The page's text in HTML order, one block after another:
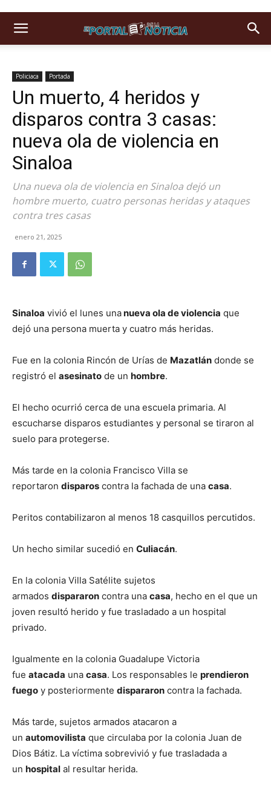
Policiaca Portada
Un muerto, 4 heridos y
disparos contra 3 casas:
nueva ola de violencia en
Sinaloa
Una nueva ola de violencia en Sinaloa dejó un
hombre muerto, cuatro personas heridas y ataques
contra tres casas
enero 21, 2025
Sinaloa vivió el lunes unanueva ola de violencia que
dejó una persona muerta y cuatro más heridas.
Fue en la colonia Rincón de Urías de Mazatlán donde se
registró el asesinato de un hombre.
El hecho ocurrió cerca de una escuela primaria. Al
escucharse disparos estudiantes y personal se tiraron al
suelo para protegerse.
Más tarde en la colonia Francisco Villa se
reportaron disparos contra la fachada de una casa.
Peritos contabilizaron al menos 18 casquillos percutidos.
Un hecho similar sucedió en Culiacán.
En la colonia Villa Satélite sujetos
armados dispararon contra una casa, hecho en el que un
joven resultó herido y fue trasladado a un hospital
privado.
Igualmente en la colonia Guadalupe Victoria
fue atacada una casa. Los responsables le prendieron
fuego y posteriormente dispararon contra la fachada.
Más tarde, sujetos armados atacaron a
un automovilista que circulaba por la colonia Juan de
Dios Bátiz. La víctima sobrevivió y fue trasladada a
un hospital al resultar herida.